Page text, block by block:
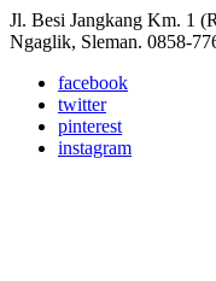
Jl. Besi Jangkang Km. 1
Ngaglik, Sleman. 0858-
facebook
twitter
pinterest
instagram